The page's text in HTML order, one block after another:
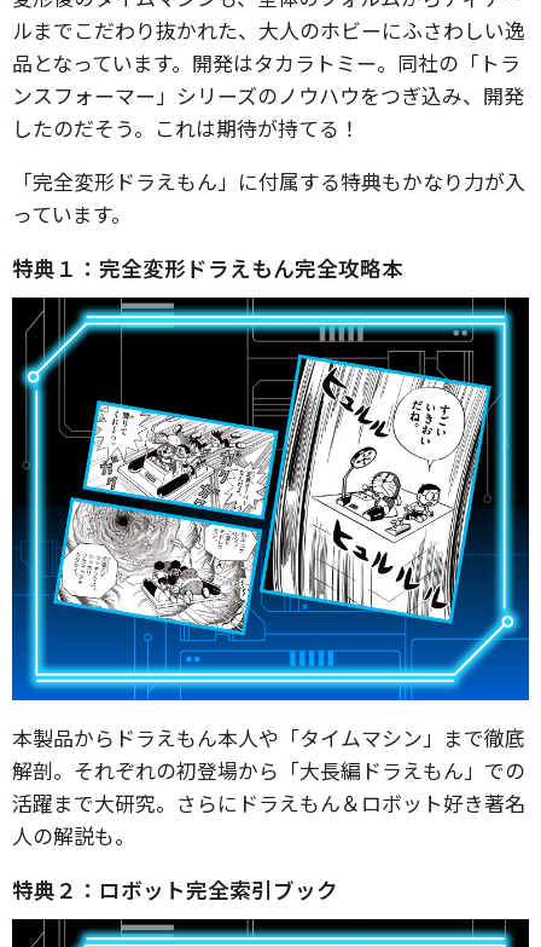
ルまでこだわり抜かれた、大人のホビーにふさわしい逸
品となっています。開発はタカラトミー。同社の「トラ
ンスフォーマー」シリーズのノウハウをつぎ込み、開発
したのだそう。これは期待が持てる！
「完全変形ドラえもん」に付属する特典もかなり力が入
っています。
特典１：完全変形ドラえもん完全攻略本
本製品からドラえもん本人や「タイムマシン」まで徹底
解剖。それぞれの初登場から「大長編ドラえもん」での
活躍まで大研究。さらにドラえもん＆ロボット好き著名
人の解説も。
特典２：ロボット完全索引ブック